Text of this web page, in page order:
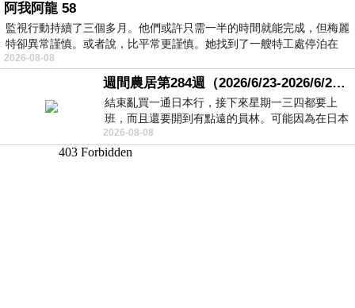
阿我阿龍 58
監視行動持續了三個多月。他們或許只需一半的時間就能完成，但梅麗
特卻異常謹慎。或者說，比平常更謹慎。她找到了一艘特工處停泊在
2026-08-08
週間農居第284週（2026/6/23-2026/6/24) 夏至 金黃稻浪洋溢豐收喜悅
結束亂買一通日本行，接下來星期一三四都要上
班，而且還要開到有點遠的員林。可能因為在日本
花不少錢，星期一出門上班時，心裡沒有一
2026-08-08